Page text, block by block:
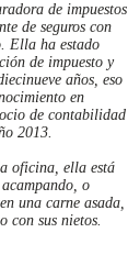
de impuestos
de seguros con
Ella ha estado
de impuesto y
años, eso
en
de contabilidad
2013.
oficina, ella está
o
una carne asada,
con sus nietos.